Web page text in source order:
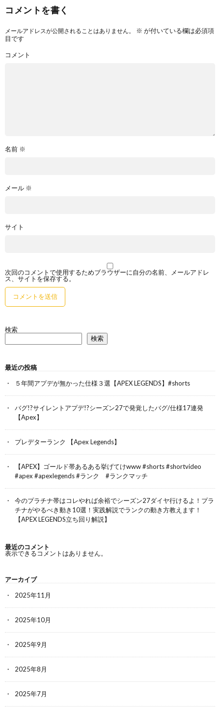
コメントを書く
メールアドレスが公開されることはありません。 ※ が付いている欄は必須項
目です
コメント
名前 ※
メール ※
サイト
次回のコメントで使用するためブラウザーに自分の名前、メールアドレ
ス、サイトを保存する。
検索
検索
最近の投稿
５年間アプデが無かった仕様３選【APEX LEGENDS】#shorts
バグ!?サイレントアプデ!?シーズン27で発覚したバグ/仕様17連発
【Apex】
プレデターランク 【Apex Legends】
【APEX】ゴールド帯あるある挙げてけwww #shorts #shortvideo
#apex #apexlegends #ランク #ランクマッチ
今のプラチナ帯はコレやれば余裕でシーズン27ダイヤ行けるよ！プラ
チナがやるべき動き10選！実践解説でランクの動き方教えます！
【APEX LEGENDS立ち回り解説】
最近のコメント
表示できるコメントはありません。
アーカイブ
2025年11月
2025年10月
2025年9月
2025年8月
2025年7月